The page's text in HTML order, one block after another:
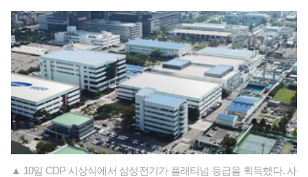
▲ 10일 CDP 시상식에서 삼성전기가 플래티넘 등급을 획득했다. 사